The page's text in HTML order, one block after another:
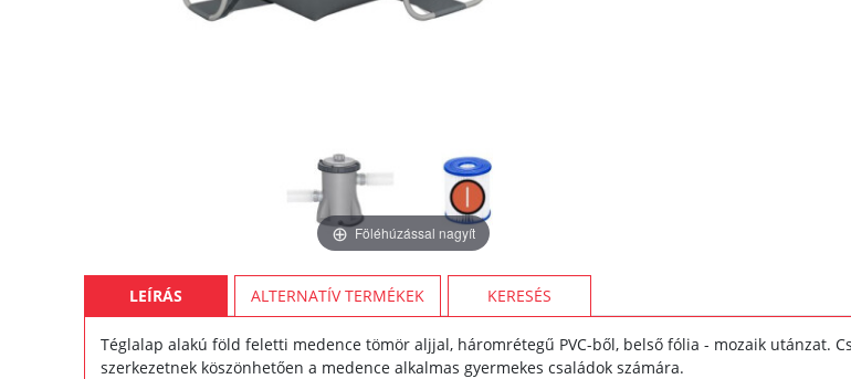
Föléhúzással nagyít
LEÍRÁS ALTERNATÍV TERMÉKEK KERESÉS
Téglalap alakú föld feletti medence tömör aljjal, háromrétegű PVC-ből, belső fólia - mozaik utánzat.
szerkezetnek köszönhetően a medence alkalmas gyermekes családok számára.